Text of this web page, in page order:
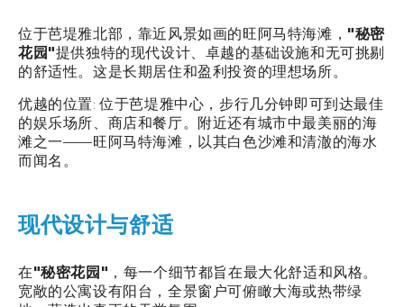
位于芭堤雅北部，靠近风景如画的旺阿马特海滩， "秘密
花园"提供独特的现代设计、卓越的基础设施和无可挑剔
的舒适性。这是长期居住和盈利投资的理想场所。
优越的位置: 位于芭堤雅中心，步行几分钟即可到达最佳
的娱乐场所、商店和餐厅。附近还有城市中最美丽的海
滩之一——旺阿马特海滩，以其白色沙滩和清澈的海水
而闻名。
现代设计与舒适
在"秘密花园" ，每一个细节都旨在最大化舒适和风格。
宽敞的公寓设有阳台，全景窗户可俯瞰大海或热带绿